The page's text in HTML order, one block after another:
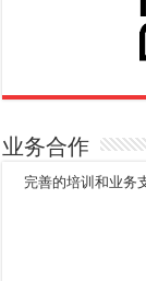
业务合作
完善的培训和业务